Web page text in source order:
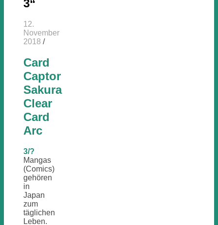
3“
12.
November
2018 /
Card
Captor
Sakura
Clear
Card
Arc
3/?
Mangas
(Comics)
gehören
in
Japan
zum
täglichen
Leben.